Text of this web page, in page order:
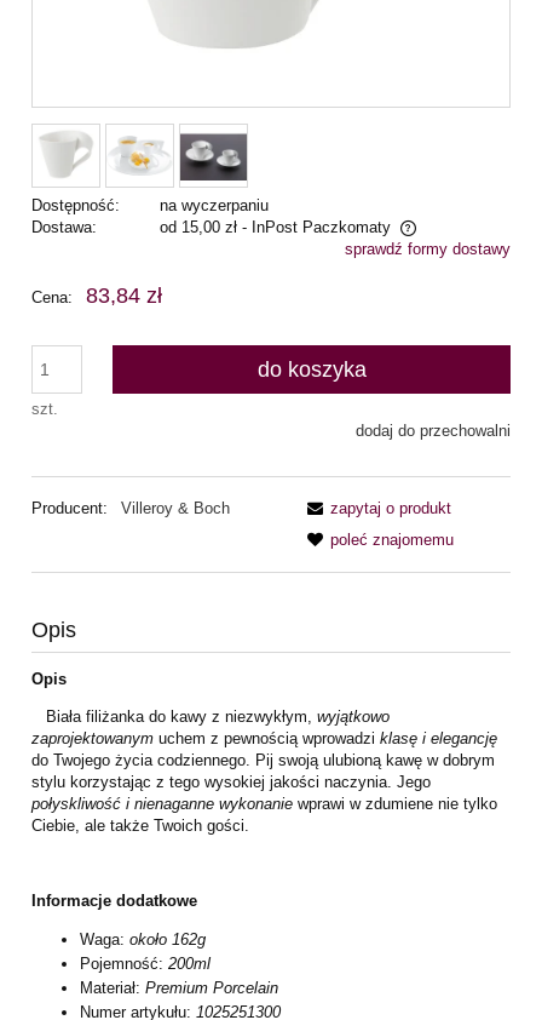
Dostępność:
na wyczerpaniu
Dostawa:
od 15,00 zł - InPost Paczkomaty
Cena nie zawiera ewentualnych kosztów płatnościsprawdź formy dostawy
Cena: 83,84 zł
szt.
do koszyka
dodaj do przechowalni
Producent: Villeroy & Boch
zapytaj o produkt
poleć znajomemu
Opis
Opis
Biała filiżanka do kawy z niezwykłym, wyjątkowo
zaprojektowanym uchem z pewnością wprowadzi klasę i elegancję
do Twojego życia codziennego. Pij swoją ulubioną kawę w dobrym
stylu korzystając z tego wysokiej jakości naczynia. Jego
połyskliwość i nienaganne wykonanie wprawi w zdumiene nie tylko
Ciebie, ale także Twoich gości.
Informacje dodatkowe
Waga: około 162g
Pojemność: 200ml
Materiał: Premium Porcelain
Numer artykułu: 1025251300